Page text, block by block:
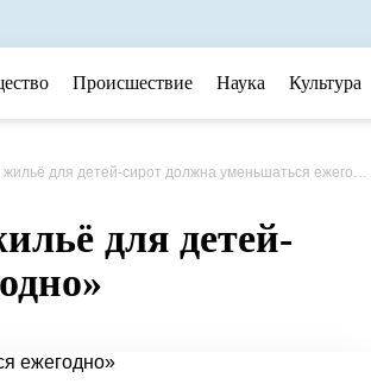
Происшествие Наука Культура
для детей-сирот должна уменьшаться ежегодно»
для детей-